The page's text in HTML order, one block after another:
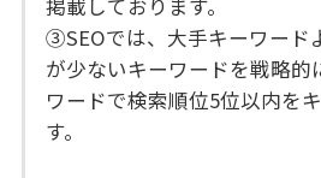
掲載しております。
③SEOでは、大手キーワード
が少ないキーワードを戦略的
ワードで検索順位5位以内を
す。